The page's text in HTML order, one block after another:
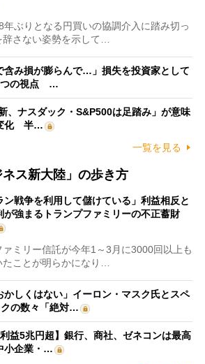
ぶりとなる円買いの協調介入に踏み切っ
さない姿勢を示して…
含み損が膨らんで…」損失を投資家として
つの視点 …
、ナスダック・S&P500は足踏み」が意味
化 半…
一覧を見る
ス新大陸」の歩き方
ン戦争を利用して儲けている」利益相反と
が強まるトランプファミリーの不正蓄財
ミリー信託が今年1～3月に3000回以上も
ことが明らかになり…
かしくはない」イーロン・マスク氏とスペ
の数々「絶対…
利益5兆円超】銀行、商社、ゼネコンは最高
小企業・…